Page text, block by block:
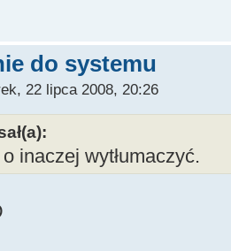
do systemu
22 lipca 2008, 20:26
inaczej wytłumaczyć.